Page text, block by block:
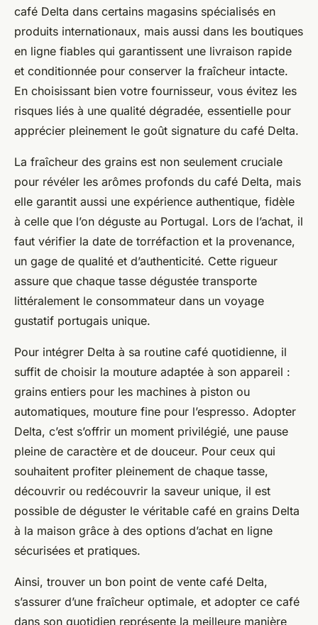
café Delta dans certains magasins spécialisés en
produits internationaux, mais aussi dans les boutiques
en ligne fiables qui garantissent une livraison rapide
et conditionnée pour conserver la fraîcheur intacte.
En choisissant bien votre fournisseur, vous évitez les
risques liés à une qualité dégradée, essentielle pour
apprécier pleinement le goût signature du café Delta.
La fraîcheur des grains est non seulement cruciale
pour révéler les arômes profonds du café Delta, mais
elle garantit aussi une expérience authentique, fidèle
à celle que l’on déguste au Portugal. Lors de l’achat, il
faut vérifier la date de torréfaction et la provenance,
un gage de qualité et d’authenticité. Cette rigueur
assure que chaque tasse dégustée transporte
littéralement le consommateur dans un voyage
gustatif portugais unique.
Pour intégrer Delta à sa routine café quotidienne, il
suffit de choisir la mouture adaptée à son appareil :
grains entiers pour les machines à piston ou
automatiques, mouture fine pour l’espresso. Adopter
Delta, c’est s’offrir un moment privilégié, une pause
pleine de caractère et de douceur. Pour ceux qui
souhaitent profiter pleinement de chaque tasse,
découvrir ou redécouvrir la saveur unique, il est
possible de déguster le véritable café en grains Delta
à la maison grâce à des options d’achat en ligne
sécurisées et pratiques.
Ainsi, trouver un bon point de vente café Delta,
s’assurer d’une fraîcheur optimale, et adopter ce café
dans son quotidien représente la meilleure manière